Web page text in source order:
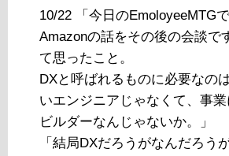
10/22 「今日のEmoloyeeMTG
Amazonの話をその後の会談で
て思ったこと。
DXと呼ばれるものに必要なの
いエンジニアじゃなくて、事
ビルダーなんじゃないか。」
「結局DXだろうがなんだろう